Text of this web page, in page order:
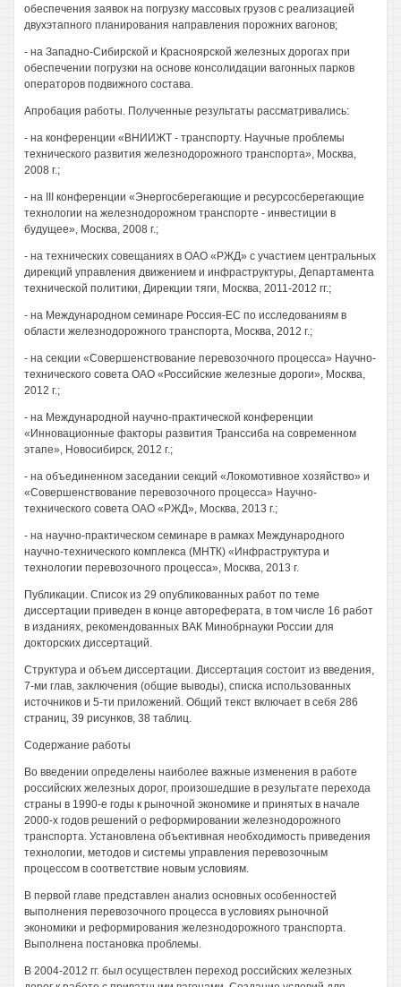
обеспечения заявок на погрузку массовых грузов с реализацией
двухэтапного планирования направления порожних вагонов;
- на Западно-Сибирской и Красноярской железных дорогах при
обеспечении погрузки на основе консолидации вагонных парков
операторов подвижного состава.
Апробация работы. Полученные результаты рассматривались:
- на конференции «ВНИИЖТ - транспорту. Научные проблемы
технического развития железнодорожного транспорта», Москва,
2008 г.;
- на III конференции «Энергосберегающие и ресурсосберегающие
технологии на железнодорожном транспорте - инвестиции в
будущее», Москва, 2008 г.;
- на технических совещаниях в ОАО «РЖД» с участием центральных
дирекций управления движением и инфраструктуры, Департамента
технической политики, Дирекции тяги, Москва, 2011-2012 гг.;
- на Международном семинаре Россия-ЕС по исследованиям в
области железнодорожного транспорта, Москва, 2012 г.;
- на секции «Совершенствование перевозочного процесса» Научно-
технического совета ОАО «Российские железные дороги», Москва,
2012 г.;
- на Международной научно-практической конференции
«Инновационные факторы развития Транссиба на современном
этапе», Новосибирск, 2012 г.;
- на объединенном заседании секций «Локомотивное хозяйство» и
«Совершенствование перевозочного процесса» Научно-
технического совета ОАО «РЖД», Москва, 2013 г.;
- на научно-практическом семинаре в рамках Международного
научно-технического комплекса (МНТК) «Инфраструктура и
технологии перевозочного процесса», Москва, 2013 г.
Публикации. Список из 29 опубликованных работ по теме
диссертации приведен в конце автореферата, в том числе 16 работ
в изданиях, рекомендованных ВАК Минобрнауки России для
докторских диссертаций.
Структура и объем диссертации. Диссертация состоит из введения,
7-ми глав, заключения (общие выводы), списка использованных
источников и 5-ти приложений. Общий текст включает в себя 286
страниц, 39 рисунков, 38 таблиц.
Содержание работы
Во введении определены наиболее важные изменения в работе
российских железных дорог, произошедшие в результате перехода
страны в 1990-е годы к рыночной экономике и принятых в начале
2000-х годов решений о реформировании железнодорожного
транспорта. Установлена объективная необходимость приведения
технологии, методов и системы управления перевозочным
процессом в соответствие новым условиям.
В первой главе представлен анализ основных особенностей
выполнения перевозочного процесса в условиях рыночной
экономики и реформирования железнодорожного транспорта.
Выполнена постановка проблемы.
В 2004-2012 гг. был осуществлен переход российских железных